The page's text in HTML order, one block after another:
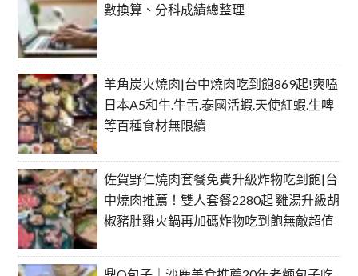
數換算、分科成績總整理
羊角炭火燒肉|台中燒肉吃到飽869起!爽嗑
日本A5和牛.牛舌.泰國活蝦.天使紅蝦.生啤
等百種食材無限續
佐賀野仁燒肉套餐免費升級炸物吃到飽|台
中燒肉推薦！雙人套餐2280起 雞湯升級胡
椒豬肚雞火鍋再加碼炸物吃到飽無敵超值